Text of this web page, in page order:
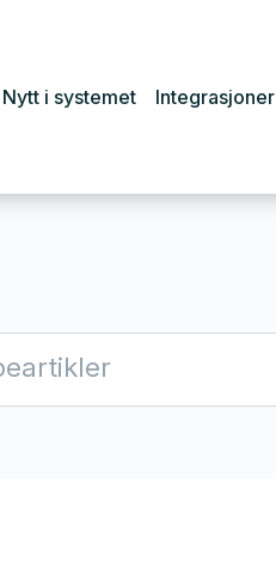
Nytt i systemet Integrasjoner